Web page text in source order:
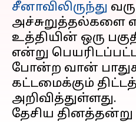
சீனாவிலிருந்து
அச்சுறுத்தல்களை
உத்தியின் ஒரு
என்று
போன்ற வான்
கட்டமைக்கும்
அறிவித்துள்ளது.
தேசிய தினத்தன்று